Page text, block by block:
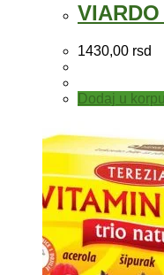
1430,00 rsd
Dodaj u korpu